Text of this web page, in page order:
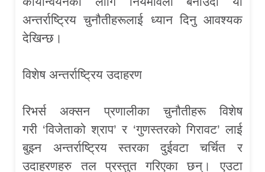
अन्तर्राष्ट्रिय चुनौतीहरूलाई ध्यान दिनु आवश्यक
देखिन्छ।
विशेष अन्तर्राष्ट्रिय उदाहरण
रिभर्स अक्सन प्रणालीका चुनौतीहरू विशेष
गरी ‘विजेताको श्राप’ र ‘गुणस्तरको गिरावट’ लाई
बुझ्न अन्तर्राष्ट्रिय स्तरका दुईवटा चर्चित र
उदाहरणहरु तल प्रस्तुत गरिएका छन्। एउटा